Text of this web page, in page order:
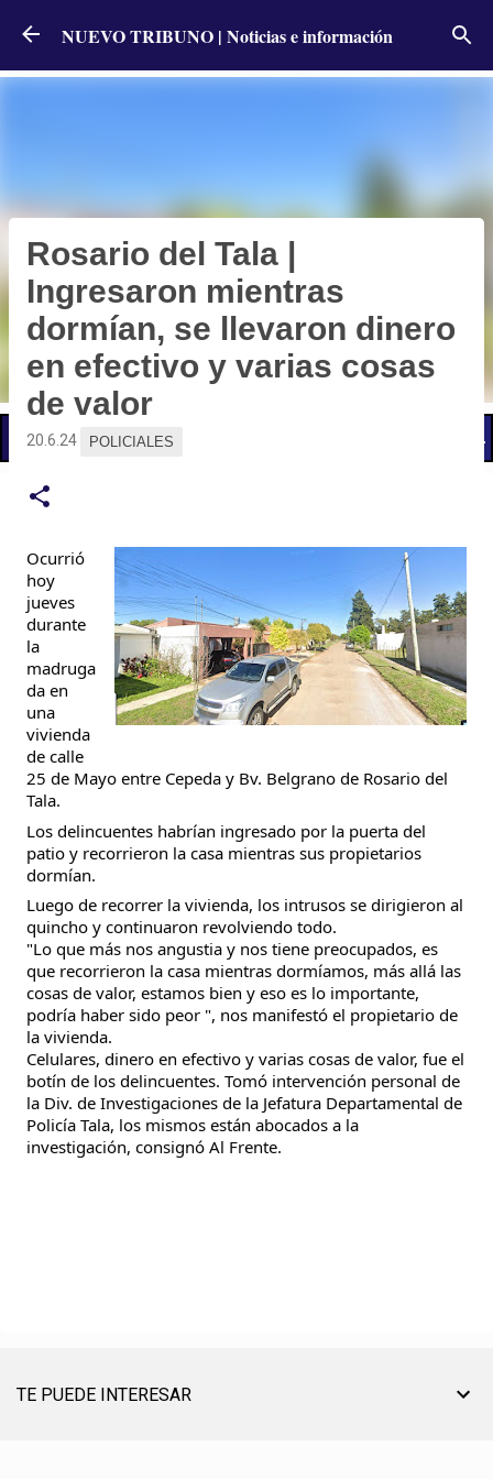
Ir al contenido principal
NUEVO TRIBUNO | Noticias e información
📢 LO ÚLTIMO El Gobierno postergó la reunión paritaria con estatales
Rosario del Tala |
Ingresaron mientras
dormían, se llevaron dinero
en efectivo y varias cosas
de valor
20.6.24 POLICIALES
Ocurrió
hoy
jueves
durante
la
madruga
da en
una
vivienda
de calle
25 de Mayo entre Cepeda y Bv. Belgrano de Rosario del
Tala.
Los delincuentes habrían ingresado por la puerta del
patio y recorrieron la casa mientras sus propietarios
dormían.
Luego de recorrer la vivienda, los intrusos se dirigieron al
quincho y continuaron revolviendo todo.
"Lo que más nos angustia y nos tiene preocupados, es
que recorrieron la casa mientras dormíamos, más allá las
cosas de valor, estamos bien y eso es lo importante,
podría haber sido peor ", nos manifestó el propietario de
la vivienda.
Celulares, dinero en efectivo y varias cosas de valor, fue el
botín de los delincuentes. Tomó intervención personal de
la Div. de Investigaciones de la Jefatura Departamental de
Policía Tala, los mismos están abocados a la
investigación, consignó Al Frente.
TE PUEDE INTERESAR